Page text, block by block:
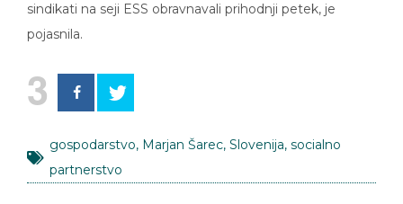
sindikati na seji ESS obravnavali prihodnji petek, je
pojasnila.
3
gospodarstvo, Marjan Šarec, Slovenija, socialno
partnerstvo